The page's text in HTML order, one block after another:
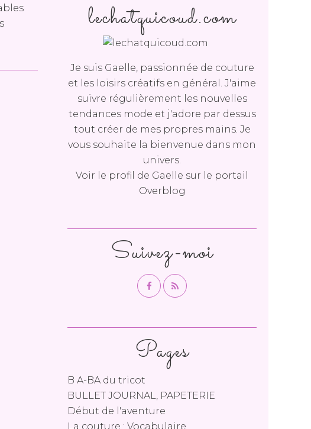
Pages
B A-BA du tricot
BULLET JOURNAL, PAPETERIE
Début de l'aventure
La couture : Vocabulaire
lechatquicoud.com
Je suis Gaelle, passionnée de couture
et les loisirs créatifs en général. J'aime
suivre régulièrement les nouvelles
tendances mode et j'adore par dessus
tout créer de mes propres mains. Je
vous souhaite la bienvenue dans mon
univers.
Voir le profil de Gaelle sur le portail
Overblog
Suivez-moi